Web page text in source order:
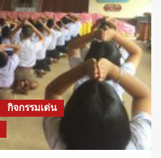
กิจกรรมเด่น